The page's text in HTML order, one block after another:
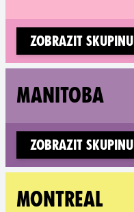
Zobrazit skupinu
MANITOBA
Zobrazit skupinu
MONTREAL